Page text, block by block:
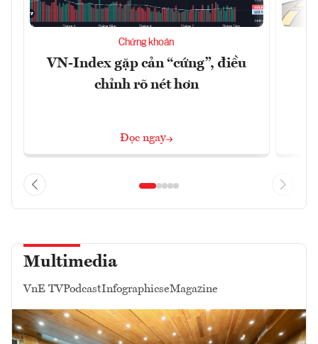
Chứng khoán
VN-Index gặp cản “cứng”, điều
chỉnh rõ nét hơn
Đọc ngay
Multimedia
VnE TVPodcastInfographicseMagazine